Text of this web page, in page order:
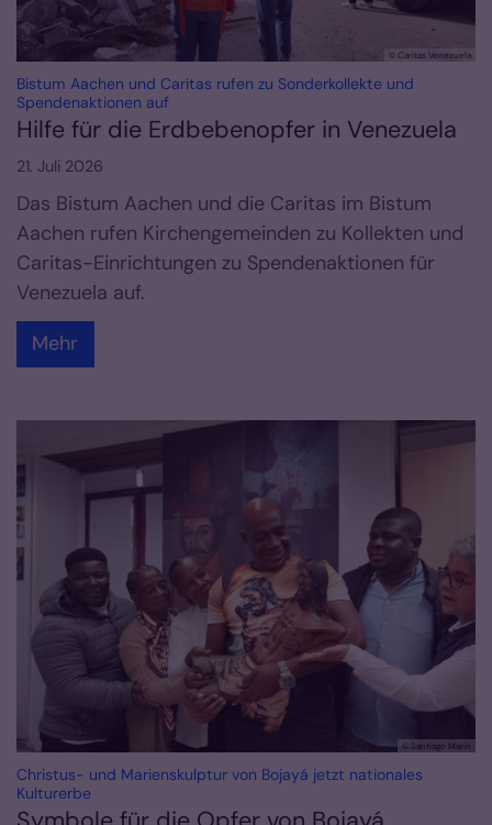
© Caritas Venezuela
Bistum Aachen und Caritas rufen zu Sonderkollekte und
Spendenaktionen auf
Hilfe für die Erdbebenopfer in Venezuela
21. Juli 2026
Das Bistum Aachen und die Caritas im Bistum
Aachen rufen Kirchengemeinden zu Kollekten und
Caritas-Einrichtungen zu Spendenaktionen für
Venezuela auf.
Mehr
© Santiago Marín
Christus- und Marienskulptur von Bojayá jetzt nationales
Kulturerbe